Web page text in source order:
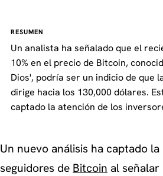
RESUMEN
Un analista ha señalado que el
10% en el precio de Bitcoin,
Dios', podría ser un indicio de que
dirige hacia los 130,000 dólares.
captado la atención de los
Un nuevo análisis ha captado
seguidores de Bitcoin al